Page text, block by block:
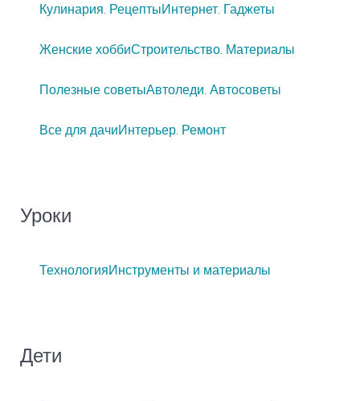
Кулинария. РецептыИнтернет. Гаджеты
Женские хоббиСтроительство. Материалы
Полезные советыАвтоледи. Автосоветы
Все для дачиИнтерьер. Ремонт
Уроки
ТехнологияИнструменты и материалы
Дети